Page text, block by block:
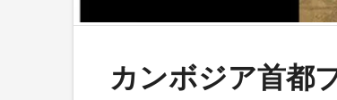
カンボジア首都